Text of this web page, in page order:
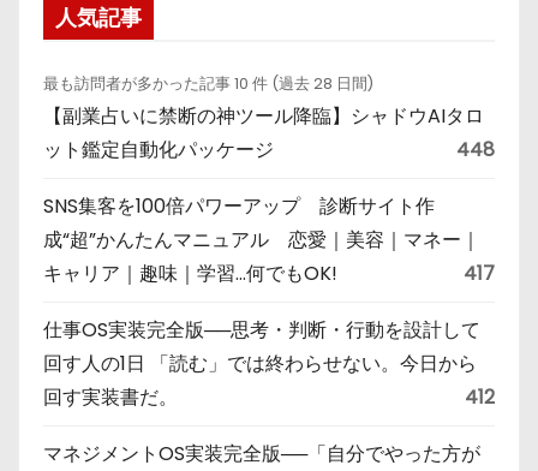
人気記事
最も訪問者が多かった記事 10 件 (過去 28 日間)
【副業占いに禁断の神ツール降臨】シャドウAIタロ
ット鑑定自動化パッケージ
448
SNS集客を100倍パワーアップ 診断サイト作
成“超”かんたんマニュアル 恋愛｜美容｜マネー｜
キャリア｜趣味｜学習…何でもOK!
417
仕事OS実装完全版──思考・判断・行動を設計して
回す人の1日 「読む」では終わらせない。今日から
回す実装書だ。
412
マネジメントOS実装完全版──「自分でやった方が